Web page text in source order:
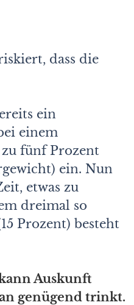
dass die
ein
einem
fünf Prozent
ein. Nun
etwas zu
dreimal so
Prozent) besteht
Auskunft
genügend trinkt.